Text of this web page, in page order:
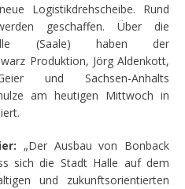
Logistikdrehscheibe. Rund
geschaffen. Über die
(Saale) haben der
Produktion, Jörg Aldenkott,
und Sachsen-Anhalts
am heutigen Mittwoch in
„Der Ausbau von Bonback
sich die Stadt Halle auf dem
und zukunftsorientierten